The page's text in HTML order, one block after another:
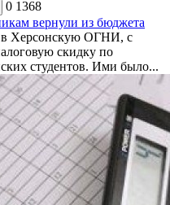
0 1368
вернули из бюджета
в Херсонскую ОГНИ, с
скидку по
студентов. Ими было...